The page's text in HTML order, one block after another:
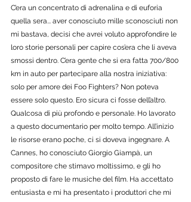
C’era un concentrato di adrenalina e di euforia
quella sera... aver conosciuto mille sconosciuti non
mi bastava, decisi che avrei voluto approfondire le
loro storie personali per capire cos’era che li aveva
smossi dentro. C’era gente che si era fatta 700/800
km in auto per partecipare alla nostra iniziativa:
solo per amore dei Foo Fighters? Non poteva
essere solo questo. Ero sicura ci fosse dell’altro.
Qualcosa di più profondo e personale. Ho lavorato
a questo documentario per molto tempo. All’inizio
le risorse erano poche, ci si doveva ingegnare. A
Cannes, ho conosciuto Giorgio Giampà, un
compositore che stimavo moltissimo, e gli ho
proposto di fare le musiche del film. Ha accettato
entusiasta e mi ha presentato i produttori che mi